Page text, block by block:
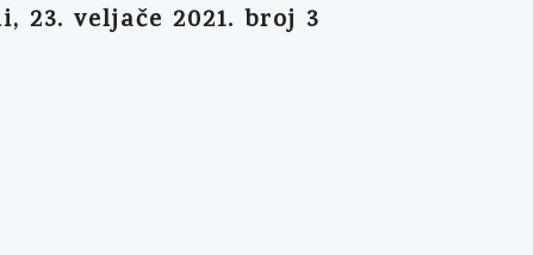
23. veljače 2021. broj 3